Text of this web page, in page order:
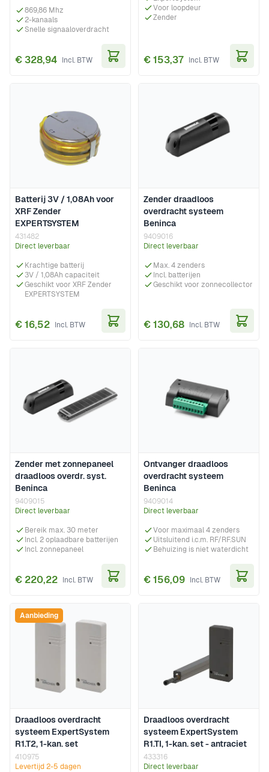
869,86 Mhz
2-kanaals
Snelle signaaloverdracht
€ 328,94
Voor loopdeur
Zender
€ 153,37
Batterij 3V / 1,08Ah voor
XRF Zender
EXPERTSYSTEM
431482
Direct leverbaar
Krachtige batterij
3V / 1,08Ah capaciteit
Geschikt voor XRF Zender
EXPERTSYSTEM
€ 16,52
Zender draadloos
overdracht systeem
Beninca
9409016
Direct leverbaar
Max. 4 zenders
Incl. batterijen
Geschikt voor zonnecollector
€ 130,68
Zender met zonnepaneel
draadloos overdr. syst.
Beninca
9409015
Direct leverbaar
Bereik max. 30 meter
Incl. 2 oplaadbare batterijen
Incl. zonnepaneel
€ 220,22
Ontvanger draadloos
overdracht systeem
Beninca
9409014
Direct leverbaar
Voor maximaal 4 zenders
Uitsluitend i.c.m. RF/RF.SUN
Behuizing is niet waterdicht
€ 156,09
Draadloos overdracht
systeem ExpertSystem
R1.T2, 1-kan. set
410975
Levertijd 2-5 dagen
Aanbieding
Draadloos overdracht
systeem ExpertSystem
R1.TI, 1-kan. set - antraciet
433316
Direct leverbaar